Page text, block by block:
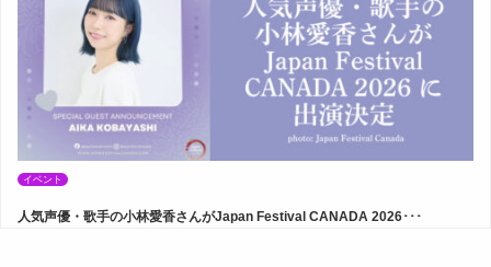
イベント
人気声優・歌手の小林愛香さんがJapan Festival CANADA 2026･･･